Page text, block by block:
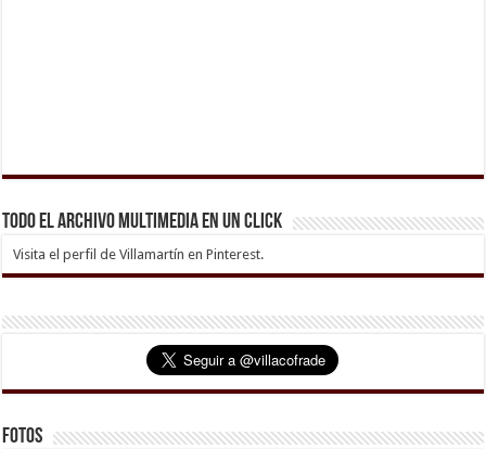
Todo el archivo multimedia en un click
Visita el perfil de Villamartín en Pinterest.
Fotos